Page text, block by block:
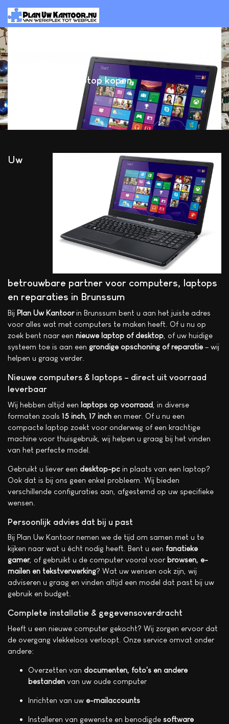
Computer / Laptop kopen
Uw
betrouwbare partner voor computers, laptops
en reparaties in Brunssum
Bij Plan Uw Kantoorin Brunssum bent u aan het juiste adres
voor alles wat met computers te maken heeft. Of u nu op
zoek bent naar een nieuwe laptop of desktop , of uw huidige
systeem toe is aan een grondige opschoning of reparatie – wij
helpen u graag verder.
Nieuwe computers & laptops – direct uit voorraad
leverbaar
Wij hebben altijd een laptops op voorraad , in diverse
formaten zoals 15 inch, 17 inch en meer. Of u nu een
compacte laptop zoekt voor onderweg of een krachtige
machine voor thuisgebruik, wij helpen u graag bij het vinden
van het perfecte model.
Gebruikt u liever een desktop-pc in plaats van een laptop?
Ook dat is bij ons geen enkel probleem. Wij bieden
verschillende configuraties aan, afgestemd op uw specifieke
wensen.
Persoonlijk advies dat bij u past
Bij Plan Uw Kantoor nemen we de tijd om samen met u te
kijken naar wat u écht nodig heeft. Bent u een fanatieke
gamer, of gebruikt u de computer vooral voor browsen, e-
mailen en tekstverwerking? Wat uw wensen ook zijn, wij
adviseren u graag en vinden altijd een model dat past bij uw
gebruik en budget.
Complete installatie & gegevensoverdracht
Heeft u een nieuwe computer gekocht? Wij zorgen ervoor dat
de overgang vlekkeloos verloopt. Onze service omvat onder
andere:
Overzetten van documenten, foto's en andere
bestanden van uw oude computer
Inrichten van uw e-mailaccounts
Installeren van gewenste en benodigde software